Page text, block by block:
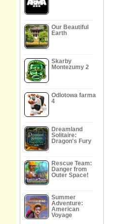
Our Beautiful
Earth
Skarby
Montezumy 2
Odlotowa farma
4
Dreamland
Solitaire:
Dragon's Fury
Rescue Team:
Danger from
Outer Space!
Summer
Adventure:
American
Voyage